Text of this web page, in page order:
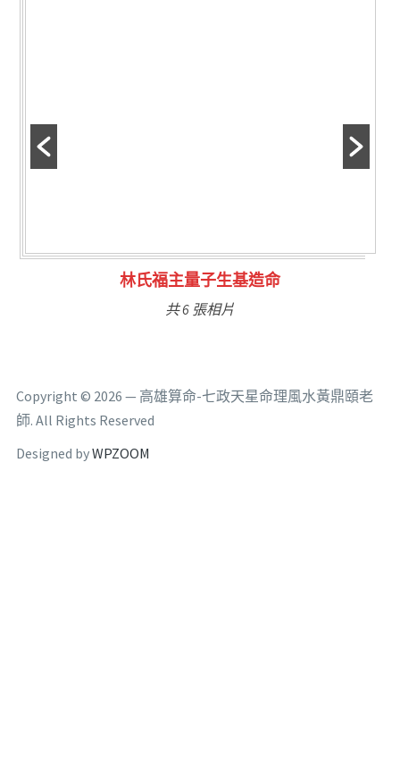
林氏福主量子生基造命
共 6 張相片
Copyright © 2026 — 高雄算命-七政天星命理風水黃鼎頤老
師. All Rights Reserved
Designed byWPZOOM